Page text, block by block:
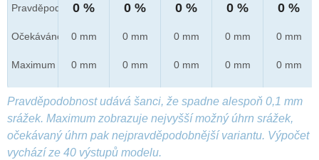
Pravděpod.
Očekáváno
Maximum
0 %
0 mm
0 mm
0 %
0 mm
0 mm
0 %
0 mm
0 mm
0 %
0 mm
0 mm
0 %
0 mm
0 mm
Pravděpodobnost udává šanci, že spadne alespoň 0,1 mm
srážek. Maximum zobrazuje nejvyšší možný úhrn srážek,
očekávaný úhrn pak nejpravděpodobnější variantu. Výpočet
vychází ze 40 výstupů modelu.